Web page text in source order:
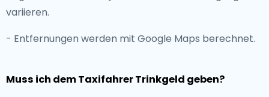
variieren.
- Entfernungen werden mit Google Maps berechnet.
Muss ich dem Taxifahrer Trinkgeld geben?